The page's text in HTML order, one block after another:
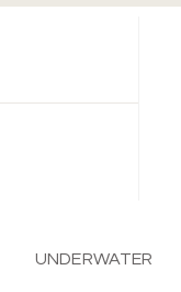
UNDERWATER